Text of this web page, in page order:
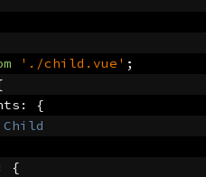
'./child.vue' ;
:
{
Child
{